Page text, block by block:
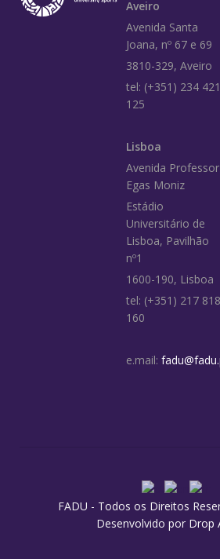
Aveiro
Avenida Santa
Joana, nº 67 e 69
3810-329, Aveiro
tel: (+351) 234 421
125
Lisboa
Avenida Professor
Egas Moniz
Estádio
Universitário de
Lisboa, Pavilhão
nº1
1600-190, Lisboa
tel: (+351) 217 818
160
e.mail:
FADU - Todos os Direitos
Desenvolvido por Drop